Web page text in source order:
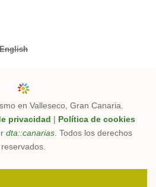
en Valleseco, Gran Canaria.
privacidad | Política de cookies
dta::canarias . Todos los derechos
reservados.